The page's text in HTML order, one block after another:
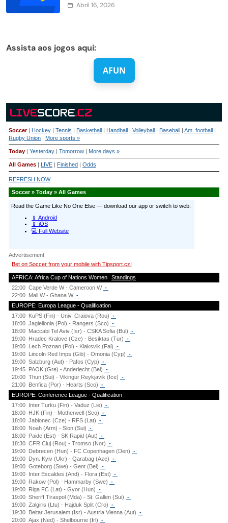
Abril 16, 2026
Assista aos jogos aqui:
AFUN